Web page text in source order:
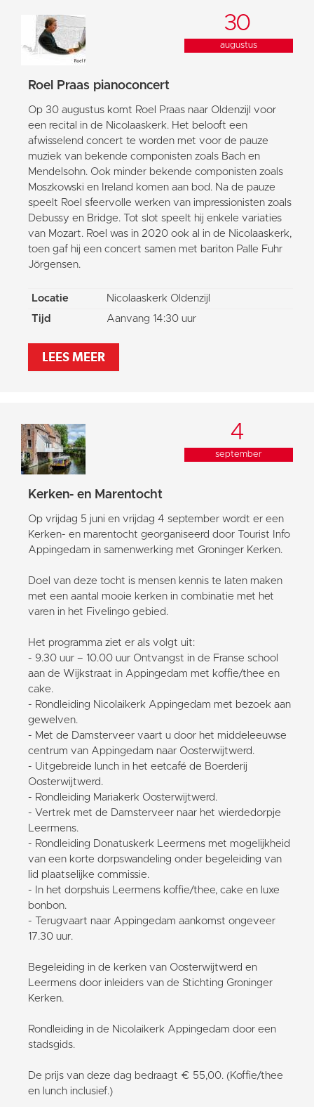
30
augustus
Roel Praas pianoconcert
Op 30 augustus komt Roel Praas naar Oldenzijl voor
een recital in de Nicolaaskerk. Het belooft een
afwisselend concert te worden met voor de pauze
muziek van bekende componisten zoals Bach en
Mendelsohn. Ook minder bekende componisten zoals
Moszkowski en Ireland komen aan bod. Na de pauze
speelt Roel sfeervolle werken van impressionisten zoals
Debussy en Bridge. Tot slot speelt hij enkele variaties
van Mozart. Roel was in 2020 ook al in de Nicolaaskerk,
toen gaf hij een concert samen met bariton Palle Fuhr
Jörgensen.
Locatie
Nicolaaskerk Oldenzijl
Tijd
Aanvang 14:30 uur
LEES MEER
4
september
Kerken- en Marentocht
Op vrijdag 5 juni en vrijdag 4 september wordt er een
Kerken- en marentocht georganiseerd door Tourist Info
Appingedam in samenwerking met Groninger Kerken.
Doel van deze tocht is mensen kennis te laten maken
met een aantal mooie kerken in combinatie met het
varen in het Fivelingo gebied.
Het programma ziet er als volgt uit:
- 9.30 uur – 10.00 uur Ontvangst in de Franse school
aan de Wijkstraat in Appingedam met koffie/thee en
cake.
- Rondleiding Nicolaikerk Appingedam met bezoek aan
gewelven.
- Met de Damsterveer vaart u door het middeleeuwse
centrum van Appingedam naar Oosterwijtwerd.
- Uitgebreide lunch in het eetcafé de Boerderij
Oosterwijtwerd.
- Rondleiding Mariakerk Oosterwijtwerd.
- Vertrek met de Damsterveer naar het wierdedorpje
Leermens.
- Rondleiding Donatuskerk Leermens met mogelijkheid
van een korte dorpswandeling onder begeleiding van
lid plaatselijke commissie.
- In het dorpshuis Leermens koffie/thee, cake en luxe
bonbon.
- Terugvaart naar Appingedam aankomst ongeveer
17.30 uur.
Begeleiding in de kerken van Oosterwijtwerd en
Leermens door inleiders van de Stichting Groninger
Kerken.
Rondleiding in de Nicolaikerk Appingedam door een
stadsgids.
De prijs van deze dag bedraagt € 55,00. (Koffie/thee
en lunch inclusief.)